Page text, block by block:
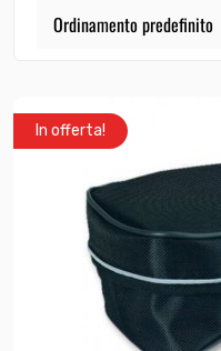
In offerta!